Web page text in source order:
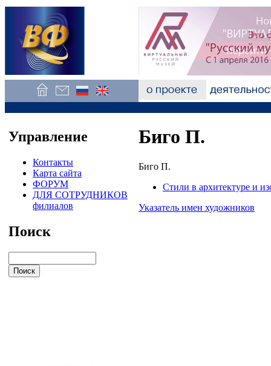
Управление
Контакты
Карта сайта
ФОРУМ
ДЛЯ СОТРУДНИКОВ
филиалов
Поиск
Биго П.
Биго П.
Стили в архитектуре и
Указатель имен художников